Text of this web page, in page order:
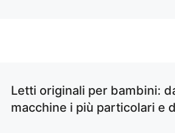
Letti originali per bambini:
macchine i più particolari e